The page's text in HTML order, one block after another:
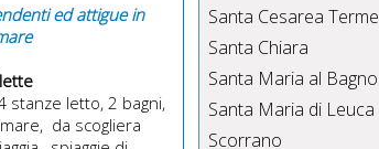
ed attigue in
stanze letto, 2 bagni,
da scogliera
Santa Cesarea Terme
Santa Chiara
Santa Maria al Bagno
Santa Maria di Leuca
Scorrano